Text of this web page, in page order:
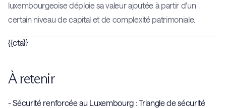
luxembourgeoise déploie sa valeur ajoutée à partir d'un
certain niveau de capital et de complexité patrimoniale.
{{cta}}
À retenir
- Sécurité renforcée au Luxembourg : Triangle de sécurité